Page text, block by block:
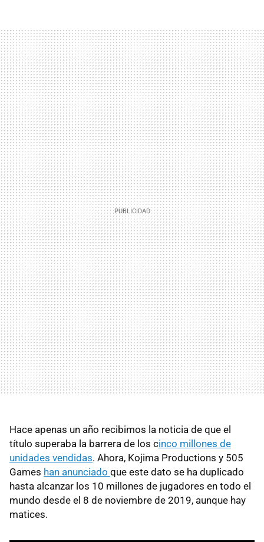
Hace apenas un año recibimos la noticia de que el
título superaba la barrera de los cinco millones de
unidades vendidas. Ahora, Kojima Productions y 505
Games han anunciado que este dato se ha duplicado
hasta alcanzar los 10 millones de jugadores en todo el
mundo desde el 8 de noviembre de 2019, aunque hay
matices.